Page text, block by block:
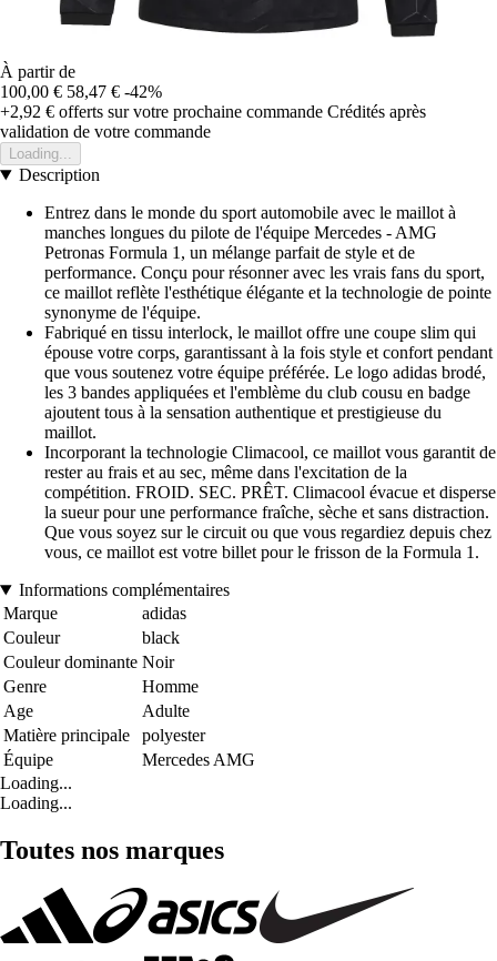
À partir de
100,00 € 58,47 € -42%
+2,92 € offerts sur votre prochaine commande Crédités après
validation de votre commande
Loading...
Description
Entrez dans le monde du sport automobile avec le maillot à
manches longues du pilote de l'équipe Mercedes - AMG
Petronas Formula 1, un mélange parfait de style et de
performance. Conçu pour résonner avec les vrais fans du sport,
ce maillot reflète l'esthétique élégante et la technologie de pointe
synonyme de l'équipe.
Fabriqué en tissu interlock, le maillot offre une coupe slim qui
épouse votre corps, garantissant à la fois style et confort pendant
que vous soutenez votre équipe préférée. Le logo adidas brodé,
les 3 bandes appliquées et l'emblème du club cousu en badge
ajoutent tous à la sensation authentique et prestigieuse du
maillot.
Incorporant la technologie Climacool, ce maillot vous garantit de
rester au frais et au sec, même dans l'excitation de la
compétition. FROID. SEC. PRÊT. Climacool évacue et disperse
la sueur pour une performance fraîche, sèche et sans distraction.
Que vous soyez sur le circuit ou que vous regardiez depuis chez
vous, ce maillot est votre billet pour le frisson de la Formula 1.
Informations complémentaires
Marque
adidas
Couleur
black
Couleur dominante Noir
Genre
Homme
Age
Adulte
Matière principale
polyester
Équipe
Mercedes AMG
Loading...
Loading...
Toutes nos marques